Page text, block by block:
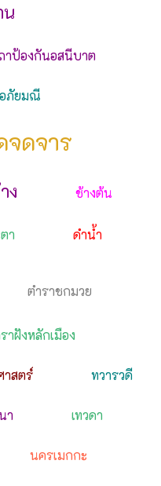
น
าป้องกันอสนีบาต
ภัยมณี
จดจาร
ง ช้างต้น
า ดำน้ำ
ตำราชกมวย
าฝังหลักเมือง
าสตร์ ทวารวดี
า เทวดา
นครเมกกะ